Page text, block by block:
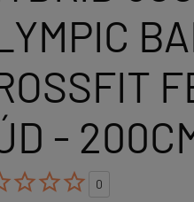
-

0